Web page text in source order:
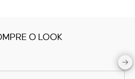
O LOOK